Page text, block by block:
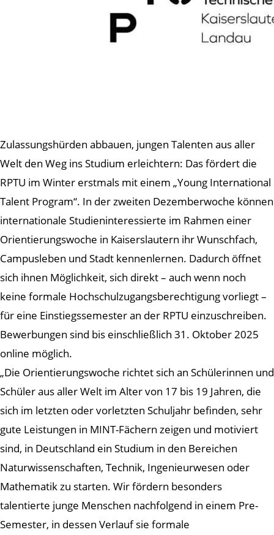
Zulassungshürden abbauen, jungen Talenten aus aller
Welt den Weg ins Studium erleichtern: Das fördert die
RPTU im Winter erstmals mit einem „Young International
Talent Program“. In der zweiten Dezemberwoche können
internationale Studieninteressierte im Rahmen einer
Orientierungswoche in Kaiserslautern ihr Wunschfach,
Campusleben und Stadt kennenlernen. Dadurch öffnet
sich ihnen Möglichkeit, sich direkt – auch wenn noch
keine formale Hochschulzugangsberechtigung vorliegt –
für eine Einstiegssemester an der RPTU einzuschreiben.
Bewerbungen sind bis einschließlich 31. Oktober 2025
online möglich.
„Die Orientierungswoche richtet sich an Schülerinnen und
Schüler aus aller Welt im Alter von 17 bis 19 Jahren, die
sich im letzten oder vorletzten Schuljahr befinden, sehr
gute Leistungen in MINT-Fächern zeigen und motiviert
sind, in Deutschland ein Studium in den Bereichen
Naturwissenschaften, Technik, Ingenieurwesen oder
Mathematik zu starten. Wir fördern besonders
talentierte junge Menschen nachfolgend in einem Pre-
Semester, in dessen Verlauf sie formale